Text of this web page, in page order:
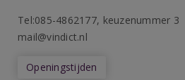
Tel:085-4862177, keuzenummer 3
mail@vindict.nl
Openingstijden